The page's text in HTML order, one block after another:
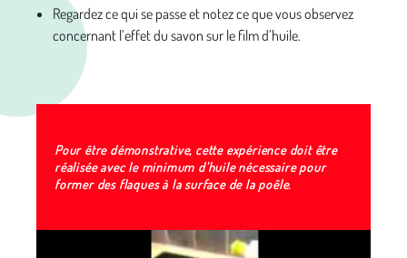
Regardez ce qui se passe et notez ce que vous observez
concernant l’effet du savon sur le film d’huile.
Pour être démonstrative, cette expérience doit être
réalisée avec le minimum d'huile nécessaire pour
former des flaques à la surface de la poêle.